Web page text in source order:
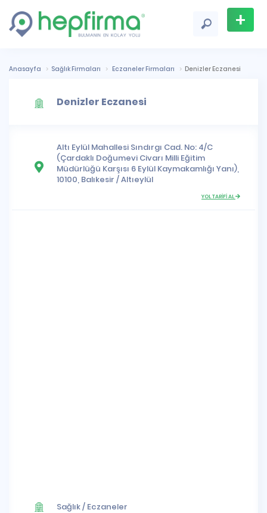
+
Ekle
Anasayfa Sağlık Firmaları Eczaneler Firmaları Denizler Eczanesi
Denizler Eczanesi
Altı Eylül Mahallesi Sındırgı Cad. No: 4/C
(Çardaklı Doğumevi Civarı Milli Eğitim
Müdürlüğü Karşısı 6 Eylül Kaymakamlığı Yanı),
10100, Balıkesir /Altıeylül
YOL TARİFİ AL
Sağlık/ Eczaneler